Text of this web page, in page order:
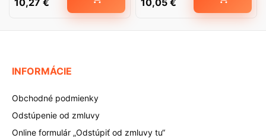
INFORMÁCIE
Obchodné podmienky
Odstúpenie od zmluvy
Online formulár „Odstúpiť od zmluvy tu“